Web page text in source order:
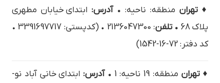
♦ تهران منطقه: ناحیه: • آدرس: ابتدای خیابان مطهری
پلاک 68
• تلفن
: 2136047300 • (کدپستی: 3391697717 •
کد دفتر: 72-16-1542)
♦ تهران منطقه: 19 ناحیه: 1 • آدرس: ابتداي خاني آباد نو-